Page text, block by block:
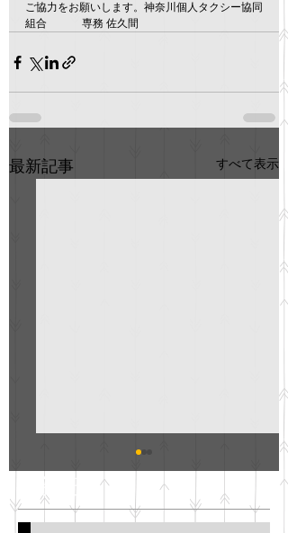
ご協力をお願いします。神奈川個人タクシー協同
組合 　　　専務 佐久間
最新記事 すべて表示
明日(11月6日)午後3時～5
階会議室にてGOの説明会
最新記事